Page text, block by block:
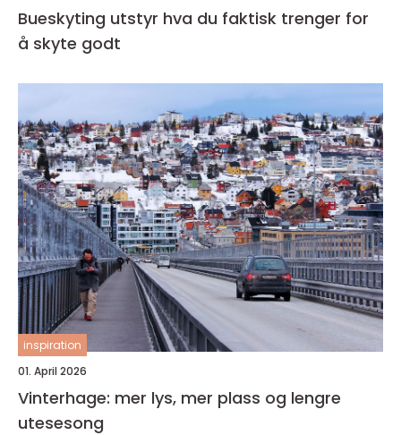
Bueskyting utstyr hva du faktisk trenger for
å skyte godt
inspiration
01. April 2026
Vinterhage: mer lys, mer plass og lengre
utesesong